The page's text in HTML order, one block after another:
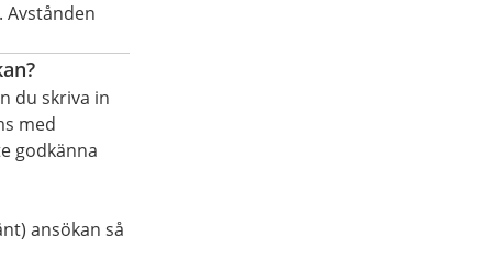
du skriva in
med
godkänna
ansökan så